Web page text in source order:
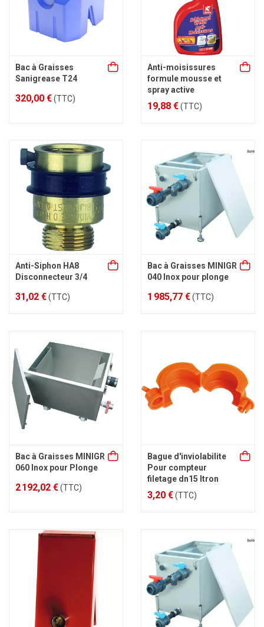
Bac à Graisses
Sanigrease T24
320,00 €(TTC)
Anti-moisissures
formule mousse et
spray active
19,88 €(TTC)
Anti-Siphon HA8
Disconnecteur 3/4
31,02 €(TTC)
Bac à Graisses MINIGR
040 Inox pour plonge
1 985,77 €(TTC)
Bac à Graisses MINIGR
060 Inox pour Plonge
2 192,02 €(TTC)
Bague d'inviolabilite
Pour compteur
filetage dn15 Itron
3,20 €(TTC)